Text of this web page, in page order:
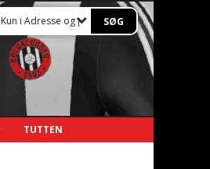
Kun i Adresse og praktiske oplysninger
TUTTEN